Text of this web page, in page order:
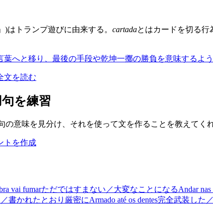
はトランプ遊びに由来する。 cartadaとはカードを切る行
へと移り、最後の手段や乾坤一擲の勝負を意味するよ
文を読む
を練習
の意味を見分け、それを使って文を作ることを教えてく
トを作成
vai fumarただではすまない／大変なことになるAndar nas
書かれたとおり厳密にArmado até os dentes完全武装した